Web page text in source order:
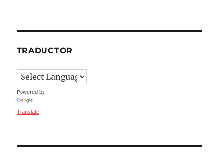
TRADUCTOR
Powered by
Translate